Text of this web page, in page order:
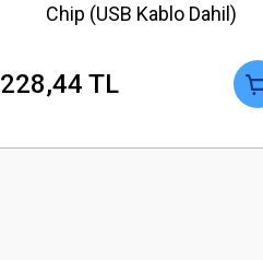
Chip (USB Kablo Dahil)
228,44 TL